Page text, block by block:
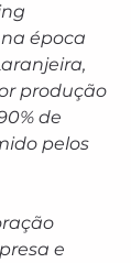
época
produção
de
pelos
e